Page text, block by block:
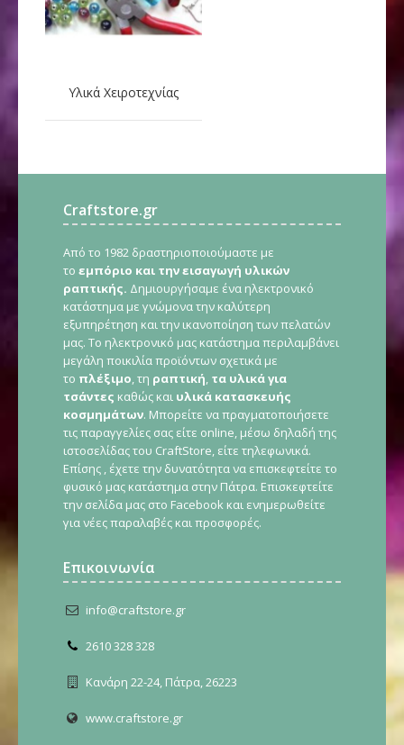
Υλικά Χειροτεχνίας
Craftstore.gr
Από το 1982 δραστηριοποιούμαστε με
το εμπόριο και την εισαγωγή υλικών
ραπτικής. Δημιουργήσαμε ένα ηλεκτρονικό
κατάστημα με γνώμονα την καλύτερη
εξυπηρέτηση και την ικανοποίηση των πελατών
μας. Το ηλεκτρονικό μας κατάστημα περιλαμβάνει
μεγάλη ποικιλία προϊόντων σχετικά με
το πλέξιμο, τη ραπτική, τα υλικά για
τσάντες καθώς και υλικά κατασκευής
κοσμημάτων. Μπορείτε να πραγματοποιήσετε
τις παραγγελίες σας είτε online, μέσω δηλαδή της
ιστοσελίδας του CraftStore, είτε τηλεφωνικά.
Επίσης , έχετε την δυνατότητα να επισκεφτείτε το
φυσικό μας κατάστημα στην Πάτρα. Επισκεφτείτε
την σελίδα μας στο Facebook και ενημερωθείτε
για νέες παραλαβές και προσφορές.
Επικοινωνία
info@craftstore.gr
2610 328 328
Κανάρη 22-24, Πάτρα, 26223
www.craftstore.gr